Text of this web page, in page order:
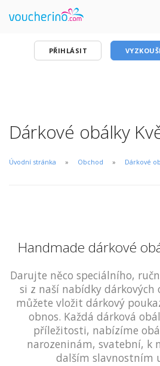
PŘIHLÁSIT
Dárkové obálky
Úvodní stránka Obchod Dárkové
Handmade dárkové
Darujte něco speciálního,
si z naší nabídky dárkových
můžete vložit dárkový
obnos. Každá dárková
příležitosti, nabízíme
narozeninám, svatební, k
dalším slavnostním